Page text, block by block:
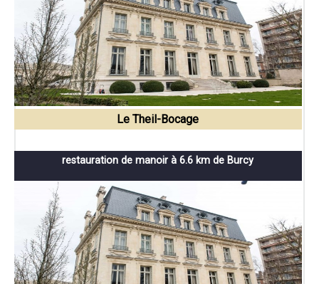
Le Theil-Bocage
restauration de manoir à 6.6 km de Burcy